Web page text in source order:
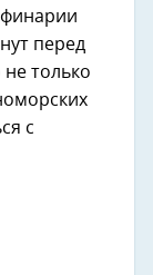
перед
только
с